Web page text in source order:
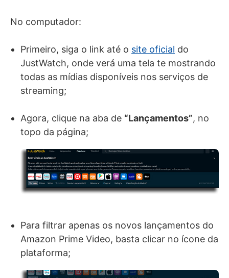
No computador:
Primeiro, siga o link até o site oficial do
JustWatch, onde verá uma tela te mostrando
todas as mídias disponíveis nos serviços de
streaming;
Agora, clique na aba de “Lançamentos”, no
topo da página;
Para filtrar apenas os novos lançamentos do
Amazon Prime Video, basta clicar no ícone da
plataforma;